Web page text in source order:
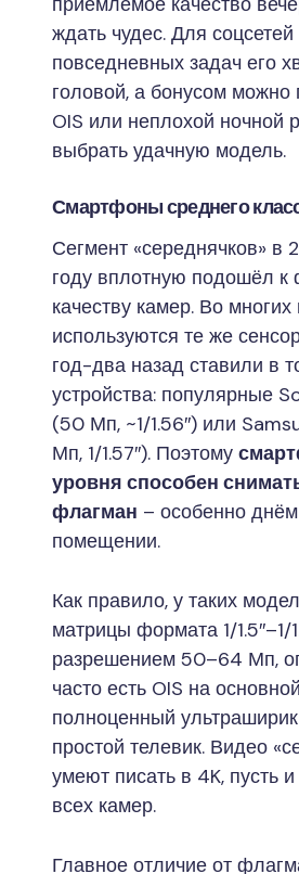
ждать чудес. Для соцсетей
повседневных задач его
головой, а бонусом можно
OIS или неплохой ночной
выбрать удачную модель.
Смартфоны среднего
Сегмент «середнячков» в
году вплотную подошёл
качеству камер. Во
используются те же
год-два назад ставили в
устройства: популярные
(50 Мп, ~1/1.56″) или
Мп, 1/1.57″). Поэтому
уровня способен
флагман – особенно
помещении.
Как правило, у таких
матрицы формата 1/1.5″–1/
разрешением 50–64 Мп,
часто есть OIS на
полноценный
простой телевик. Видео
умеют писать в 4K, пусть
всех камер.
Главное отличие от